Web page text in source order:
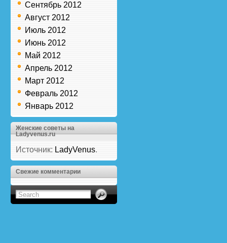
Сентябрь 2012
Август 2012
Июль 2012
Июнь 2012
Май 2012
Апрель 2012
Март 2012
Февраль 2012
Январь 2012
Женские советы на
Ladyvenus.ru
Источник: LadyVenus.
Свежие комментарии